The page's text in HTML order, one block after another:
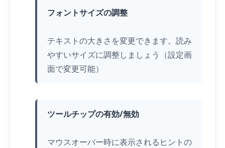
フォントサイズの調整
テキストの大きさを変更できます。読み
やすいサイズに調整しましょう（設定画
面で変更可能）
ツールチップの有効/無効
マウスオーバー時に表示されるヒントの